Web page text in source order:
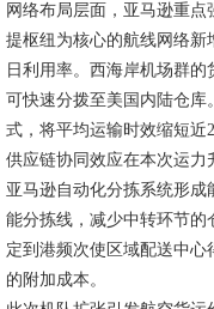
网络布局层面，亚马逊重
提枢纽为核心的航线网络
日利用率。西海岸机场群
可快速分拨至美国内陆仓
式，将平均运输时效缩短近
供应链协同效应在本次运力
亚马逊自动化分拣系统形
能分拣线，减少中转环节
定到港频次使区域配送中
的附加成本。